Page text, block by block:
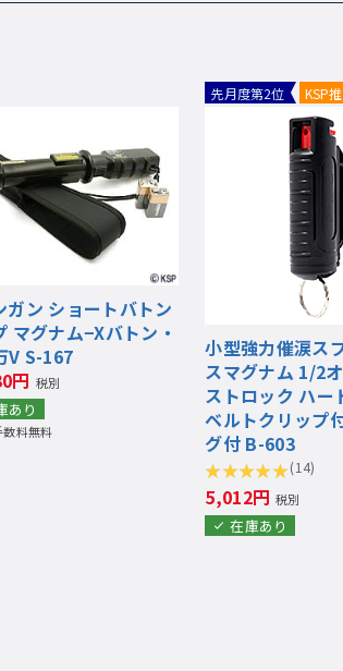
ガン ショートバトン
マグナム−Xバトン・
V S-167
円 税別
あり
数料無料
先月度第2位 KSP
小型強力催涙ス
スマグナム 1/2
ストロック ハー
ベルトクリップ
グ付 B-603
(14)
5,012円 税別
在庫あり